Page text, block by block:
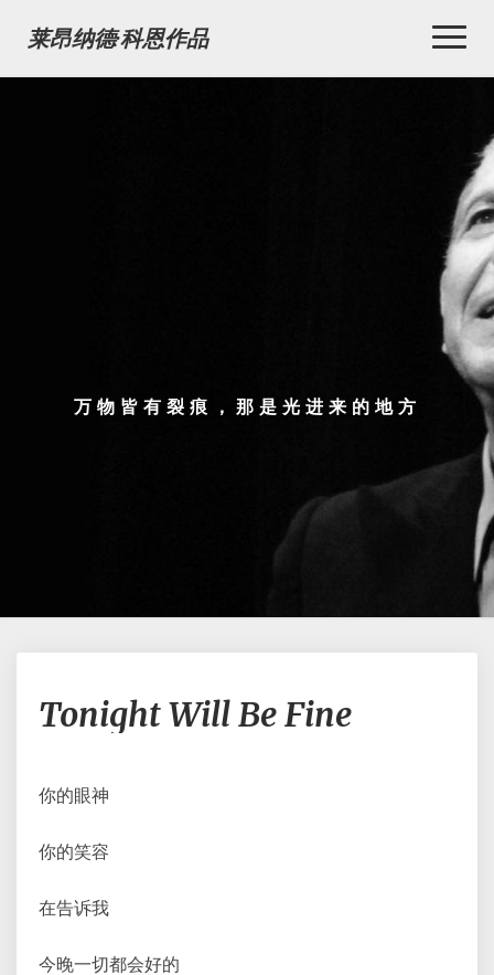
莱昂纳德·科恩作品
万物皆有裂痕，那是光进来的地方
Will
Be
Tonight Will Be Fine
你的眼神
你的笑容
在告诉我
今晚一切都会好的